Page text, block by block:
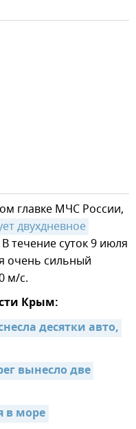
главке МЧС России,
двухдневное
В течение суток 9 июля
очень сильный
м/с.
Крым:
десятки авто,
вынесло две
в море